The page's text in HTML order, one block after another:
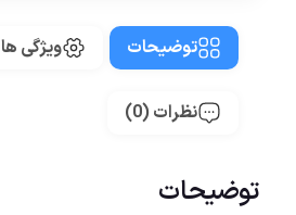
توضیحات ویژگی ها
نظرات (0)
توضیحات